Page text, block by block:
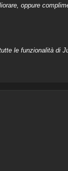
oppure
le funzionalità di